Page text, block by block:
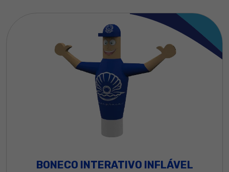
BONECO INTERATIVO INFLÁVEL